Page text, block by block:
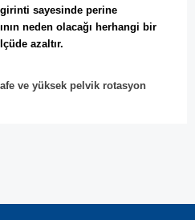
sayesinde perine
neden olacağı herhangi bir
azaltır.
ve yüksek pelvik rotasyon